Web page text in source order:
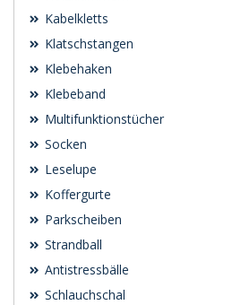
Kabelkletts
Klatschstangen
Klebehaken
Klebeband
Multifunktionstücher
Socken
Leselupe
Koffergurte
Parkscheiben
Strandball
Antistressbälle
Schlauchschal